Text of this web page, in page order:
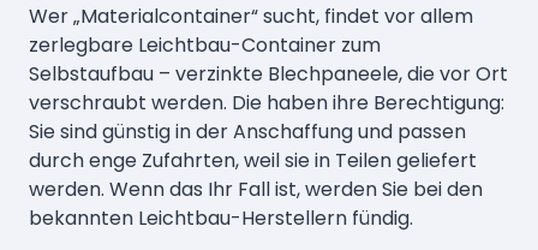
Wer „Materialcontainer“ sucht, findet vor allem
zerlegbare Leichtbau-Container zum
Selbstaufbau – verzinkte Blechpaneele, die vor Ort
verschraubt werden. Die haben ihre Berechtigung:
Sie sind günstig in der Anschaffung und passen
durch enge Zufahrten, weil sie in Teilen geliefert
werden. Wenn das Ihr Fall ist, werden Sie bei den
bekannten Leichtbau-Herstellern fündig.